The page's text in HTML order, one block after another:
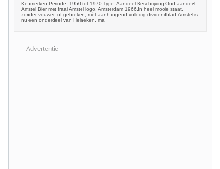
Kenmerken Periode: 1950 tot 1970 Type: Aandeel Beschrijving Oud aandeel
Amstel Bier met fraai Amstel logo, Amsterdam 1966.In heel mooie staat,
zonder vouwen of gebreken, mèt aanhangend volledig dividendblad.Amstel is
nu een onderdeel van Heineken, ma
Advertentie